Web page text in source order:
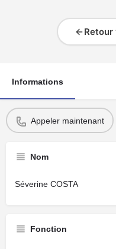
Informations
Appeler maintenant
Nom
Séverine COSTA
Fonction